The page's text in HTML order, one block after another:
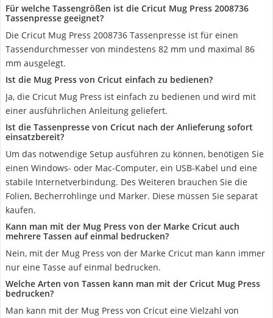
Für welche Tassengrößen ist die Cricut Mug Press 2008736
Tassenpresse geeignet?
Die Cricut Mug Press 2008736 Tassenpresse ist für einen
Tassendurchmesser von mindestens 82 mm und maximal 86
mm ausgelegt.
Ist die Mug Press von Cricut einfach zu bedienen?
Ja, die Cricut Mug Press ist einfach zu bedienen und wird mit
einer ausführlichen Anleitung geliefert.
Ist die Tassenpresse von Cricut nach der Anlieferung sofort
einsatzbereit?
Um das notwendige Setup ausführen zu können, benötigen Sie
einen Windows- oder Mac-Computer, ein USB-Kabel und eine
stabile Internetverbindung. Des Weiteren brauchen Sie die
Folien, Becherrohlinge und Marker. Diese müssen Sie separat
kaufen.
Kann man mit der Mug Press von der Marke Cricut auch
mehrere Tassen auf einmal bedrucken?
Nein, mit der Mug Press von der Marke Cricut man kann immer
nur eine Tasse auf einmal bedrucken.
Welche Arten von Tassen kann man mit der Cricut Mug Press
bedrucken?
Man kann mit der Mug Press von Cricut eine Vielzahl von